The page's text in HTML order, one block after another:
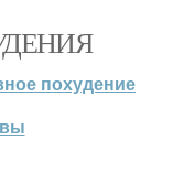
похудение